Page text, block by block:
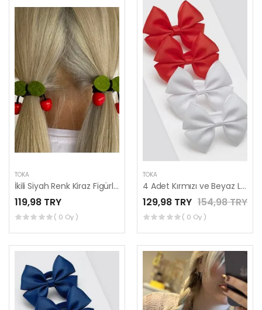
TOKA
İkili Siyah Renk Kiraz Figürlü Lastik Toka
119,98 TRY
( 0 Oy )
TOKA
4 Adet Kırmızı ve Beyaz Lastikli Toka Seti, Lastikli Çocuk Tokaları, 2 Çift
129,98 TRY 154,98 TRY
( 0 Oy )